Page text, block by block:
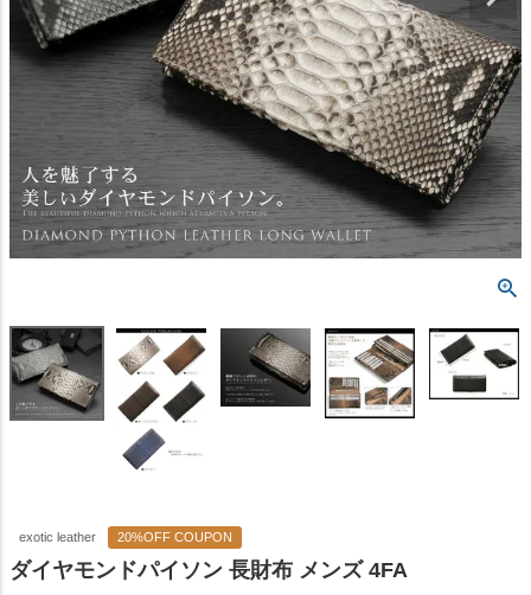
exotic leather 20%OFF COUPON
ダイヤモンドパイソン 長財布 メンズ 4FA